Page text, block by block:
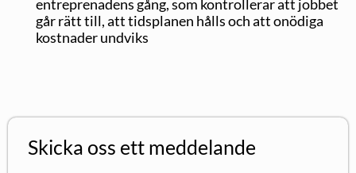
entreprenadens gång, som kontrollerar att jobbet
går rätt till, att tidsplanen hålls och att onödiga
kostnader undviks
Skicka oss ett meddelande